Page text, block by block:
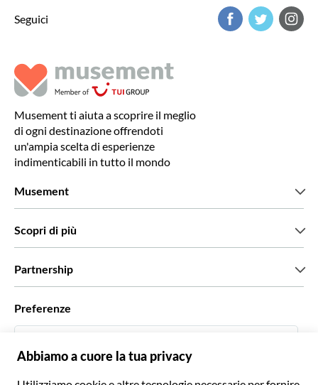
Seguici
Musement ti aiuta a scoprire il meglio
di ogni destinazione offrendoti
un'ampia scelta di esperienze
indimenticabili in tutto il mondo
Musement
Green & Fair Experiences
Scopri di più
Partnership
Agenzie viaggi
Preferenze
Italiano
Italiano